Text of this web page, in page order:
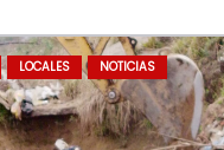
LOCALES NOTICIAS